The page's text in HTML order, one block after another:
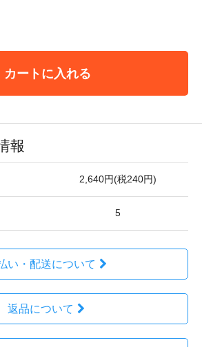
カートに入れる
報
2,640円(税240円)
5
い・配送について
返品について